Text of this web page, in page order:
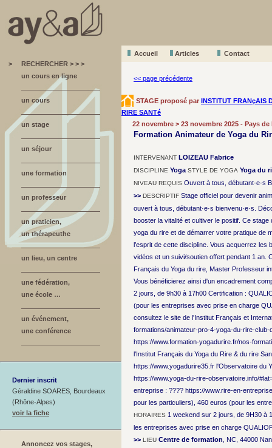
Accueil Articles
Contact
>
RECHERCHER > > >
un cours en ligne
un cours
un stage
un séjour
une formation
un professeur
un praticien,
un thérapeuthe
un lieu, un centre
une fédération,
une école …
un événement,
une conférence
Dernier inscrit
Géraldine SOARES, Bourdeaux
(Rhône-Alpes)
voir la fiche
Annoncez vos stages,
<< page précédente
STAGE proposé par INSTITUT FRANçAIS
RIRE SANTé
22 novembre > 23 novembre 2025 - Pays de
Formation Animateur de Yoga du
INTERVENANT LOIZEAU Fabrice
DISCIPLINE Yoga STYLE DE YOGA Yoga du
NIVEAU REQUIS Ouvert à tous, débutant-e-s
>> DESCRIPTIF Stage officiel pour devenir
ouvert à tous, débutant·e·s bienvenu·e·s.
booster la vitalité et cultiver le positif. Ce
yoga du rire et de démarrer votre pratique de
l’esprit de cette discipline. Vous acquerrez
vidéos et un suivi/soutien offert pendant 1 an.
Français du Yoga du rire, Master Professeur
Vous bénéficierez ainsi d'un encadrement
2 jours, de 9h30 à 17h00 Certification :
(pour les entreprises avec prise en charge
consultez le site de l'Institut Français et
formations/animateur-pro-4-yoga-du-rire-
https://www.formation-yogadurire.fr/nos-
l'Institut Français du Yoga du Rire & du rire
https://www.yogadurire35.fr l'Observatoire du
https://www.yoga-du-rire-observatoire.info/
entreprise : ???? https://www.rire-en-
pour les particuliers), 460 euros (pour les
HORAIRES 1 weekend sur 2 jours, de 9H30 à
les entreprises avec prise en charge
>> LIEU Centre de formation , NC, 44000